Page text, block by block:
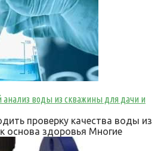
анализ воды из скважины для дачи и
проверку качества воды из
основа здоровья Многие